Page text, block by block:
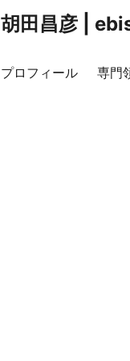
胡田昌彦 |
プロフィール 専門